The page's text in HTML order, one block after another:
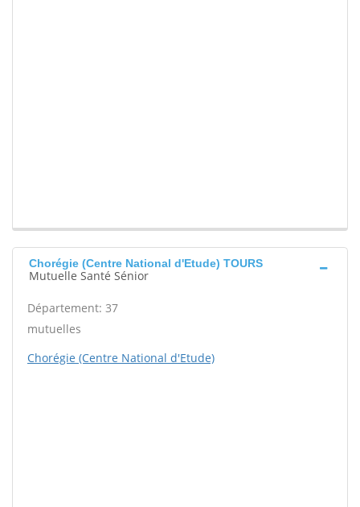
Chorégie (Centre National d'Etude) TOURS
Mutuelle Santé Sénior
Département: 37
mutuelles
Chorégie (Centre National d'Etude)